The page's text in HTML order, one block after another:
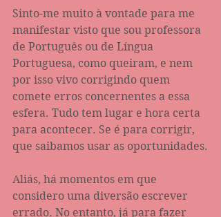
Sinto-me muito à vontade para me
manifestar visto que sou professora
de Português ou de Língua
Portuguesa, como queiram, e nem
por isso vivo corrigindo quem
comete erros concernentes a essa
esfera. Tudo tem lugar e hora certa
para acontecer. Se é para corrigir,
que saibamos usar as oportunidades.
Aliás, há momentos em que
considero uma diversão escrever
errado. No entanto, já para fazer